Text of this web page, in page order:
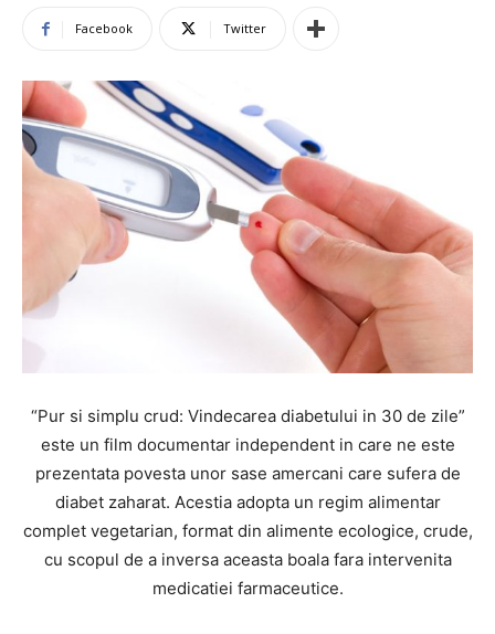
Facebook Twitter
“Pur si simplu crud: Vindecarea diabetului in 30 de zile”
este un film documentar independent in care ne este
prezentata povesta unor sase amercani care sufera de
diabet zaharat. Acestia adopta un regim alimentar
complet vegetarian, format din alimente ecologice, crude,
cu scopul de a inversa aceasta boala fara intervenita
medicatiei farmaceutice.